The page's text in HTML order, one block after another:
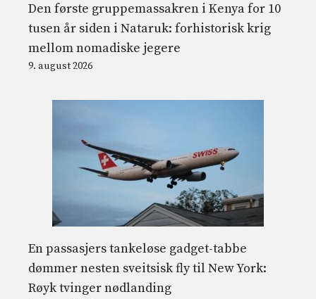
Den første gruppemassakren i Kenya for 10
tusen år siden i Nataruk: forhistorisk krig
mellom nomadiske jegere
9. august 2026
En passasjers tankeløse gadget-tabbe
dømmer nesten sveitsisk fly til New York:
Røyk tvinger nødlanding